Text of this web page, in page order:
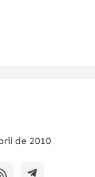
de 2010